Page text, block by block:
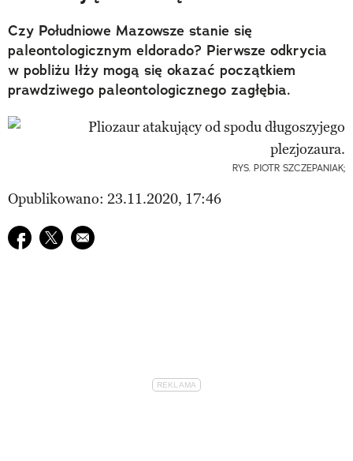
Czy Południowe Mazowsze stanie się
paleontologicznym eldorado? Pierwsze odkrycia
w pobliżu Iłży mogą się okazać początkiem
prawdziwego paleontologicznego zagłębia.
RYS. PIOTR SZCZEPANIAK;
Opublikowano: 23.11.2020, 17:46
Udostępnij na facebook
Udostępnij na twitter
E-mail do przyjaciela